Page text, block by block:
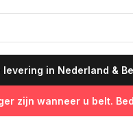
Besteld op
zijn wanneer u belt.